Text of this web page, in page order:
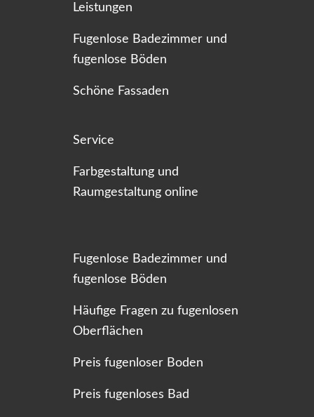
Leistungen
Fugenlose Badezimmer und
fugenlose Böden
Schöne Fassaden
Service
Farbgestaltung und
Raumgestaltung online
Fugenlose Badezimmer und
fugenlose Böden
Häufige Fragen zu fugenlosen
Oberflächen
Preis fugenloser Boden
Preis fugenloses Bad